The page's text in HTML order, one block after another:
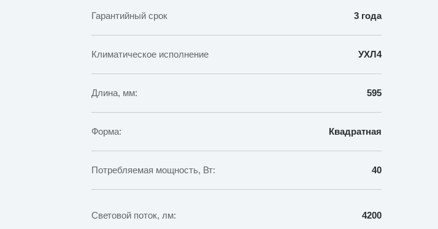
Гарантийный срок 3 года
Климатическое исполнение УХЛ4
Длина, мм: 595
Форма: Квадратная
Потребляемая мощность, Вт: 40
Световой поток, лм: 4200